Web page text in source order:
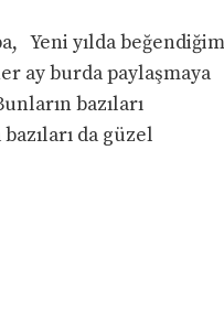
Yeni yılda beğendiğim
ay burda paylaşmaya
bazıları
da güzel